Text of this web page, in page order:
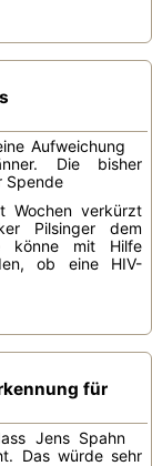
Aufweichung
Die bisher
Spende
Wochen verkürzt
Pilsinger dem
könne mit Hilfe
ob eine HIV-
für
Jens Spahn
Das würde sehr